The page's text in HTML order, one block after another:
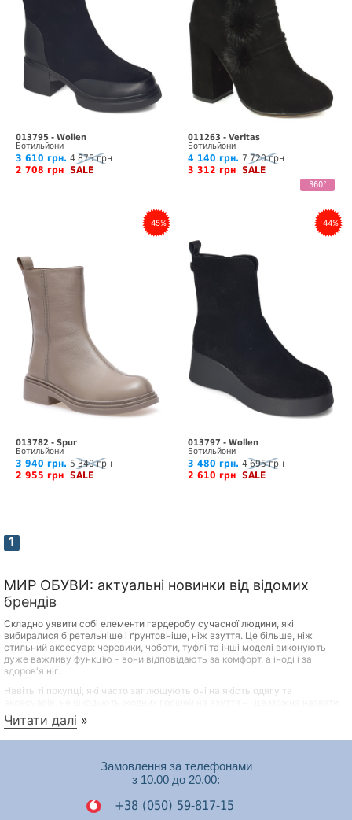
013795 - Wollen
Ботильйони
3 610 грн. 4 875 грн
2 708 грн SALE
011263 - Veritas
Ботильйони
4 140 грн. 7 720 грн
3 312 грн SALE
360°
–45%
013782 - Spur
Ботильйони
3 940 грн. 5 340 грн
2 955 грн SALE
–44%
013797 - Wollen
Ботильйони
3 480 грн. 4 695 грн
2 610 грн SALE
1
МИР ОБУВИ: актуальні новинки від відомих
брендів
Складно уявити собі елементи гардеробу сучасної людини, які
вибиралися б ретельніше і ґрунтовніше, ніж взуття. Це більше, ніж
стильний аксесуар: черевики, чоботи, туфлі та інші моделі виконують
дуже важливу функцію - вони відповідають за комфорт, а іноді і за
здоров'я ніг.
Навіть ті покупці, які часто заплющують очі на якість одягу та
практичним та продуманим підходом. Переваги якісного взуття відомі
всім:
Довговічність
правильному догляді
Сприятливий вплив на самопочуття, настрій та стан
Читати далі »
Замовлення за телефонами
з 10.00 до 20.00:
+38 (050) 59-817-15